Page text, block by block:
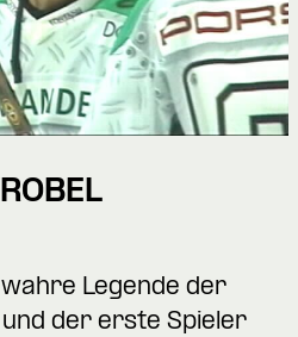
Legende der
der erste Spieler